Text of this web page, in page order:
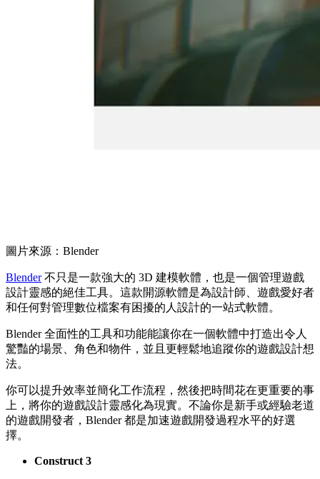
圖片來源：Blender
Blender不只是一款強大的 3D 建模軟體，也是一個管理遊戲
設計靈感的絕佳工具。這款開源軟體是為設計師、遊戲愛好者
和任何對管理數位檔案有困擾的人設計的一站式軟體。
Blender 全面性的工具和功能能讓你在一個軟體中打造出令人
驚豔的場景、角色和物件，並且更輕鬆地追蹤你的遊戲設計想
法。
你可以提升效率並簡化工作流程，然後把時間花在更重要的事
上，將你的遊戲設計靈感化為現實。不論你是新手或經驗老道
的遊戲開發者，Blender 都是加速遊戲開發過程水平的好選
擇。
Construct 3